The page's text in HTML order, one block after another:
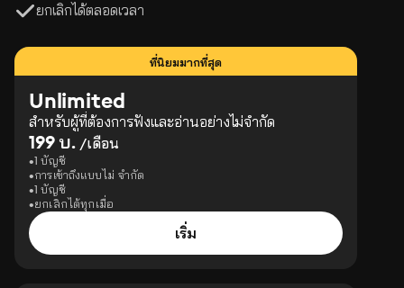
ยกเลิกได้ตลอดเวลา
ที่นิยมมากที่สุด
Unlimited
สำหรับผู้ที่ต้องการฟังและอ่านอย่างไม่จำกัด
199 บ. /เดือน
1 บัญชี
การเข้าถึงแบบไม่ จำกัด
1 บัญชี
ยกเลิกได้ทุกเมื่อ
เริ่ม